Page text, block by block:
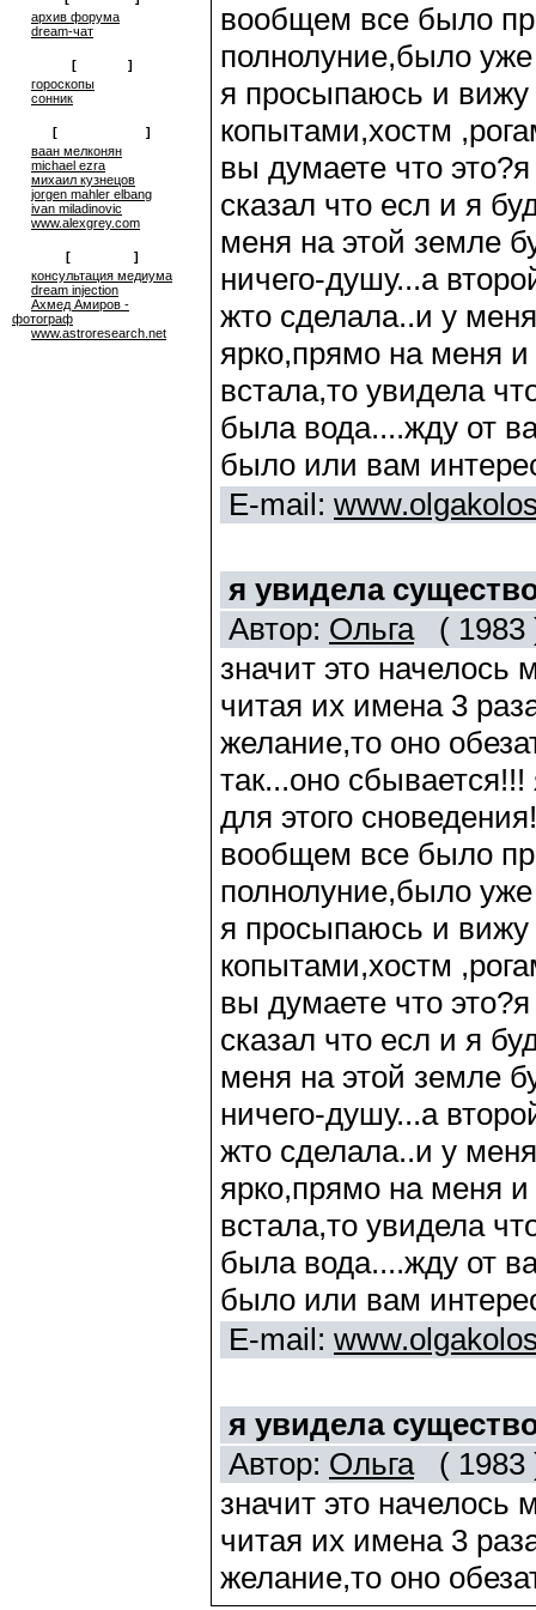
архив форума
dream-чат
[
]
гороскопы
сонник
[
]
ваан мелконян
michael ezra
михаил кузнецов
jorgen mahler elbang
ivan miladinovic
www.alexgrey.com
[
]
консультация медиума
dream injection
Ахмед Амиров -
фотограф
www.astroresearch.net
вообщем все было
полнолуние,было
я просыпаюсь и вижу
копытами,хостм
вы думаете что
сказал что есл и я
меня на этой земле
ничего-душу...а
жто сделала..и у
ярко,прямо на меня
встала,то увидела
была вода....жду от
было или вам
E-mail:
я увидела
Автор: Ольга( 1983
значит это начелось
читая их имена 3
желание,то оно
так...оно
для этого
вообщем все было
полнолуние,было
я просыпаюсь и вижу
копытами,хостм
вы думаете что
сказал что есл и я
меня на этой земле
ничего-душу...а
жто сделала..и у
ярко,прямо на меня
встала,то увидела
была вода....жду от
было или вам
E-mail:
я увидела
Автор: Ольга( 1983
значит это начелось
читая их имена 3
желание,то оно